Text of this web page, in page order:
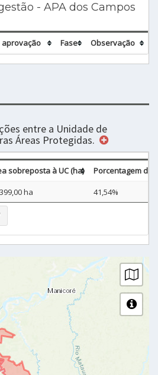
- APA dos Campos
aprovação Fase Observação
entre a Unidade de
Áreas Protegidas.
sobreposta à UC (ha)
Porcentagem da
ha 41,54%